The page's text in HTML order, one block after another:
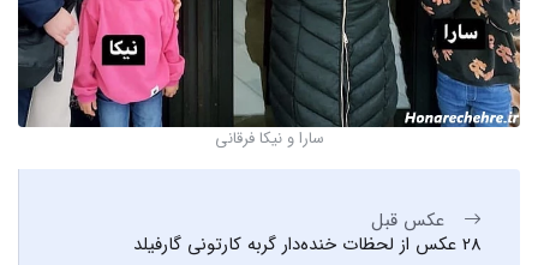
سارا و نیکا فرقانی
عکس قبل
28 عکس از لحظات خنده‌دار گربه کارتونی گارفیلد